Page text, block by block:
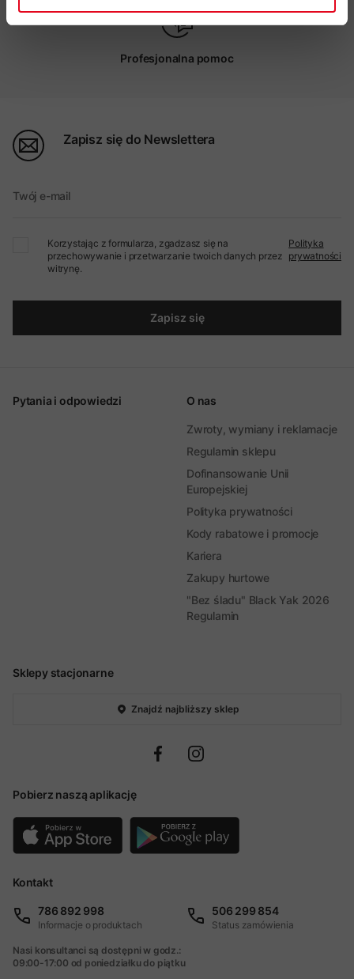
Profesjonalna pomoc
Zapisz się do Newslettera
Twój e-mail
Korzystając z formularza, zgadzasz się na
przechowywanie i przetwarzanie twoich danych przez
witrynę.
Polityka
prywatności
Zapisz się
Sklepy stacjonarne
Znajdź najbliższy sklep
Pobierz naszą aplikację
Pytania i odpowiedzi O nas
Zwroty, wymiany i reklamacje
Regulamin sklepu
Dofinansowanie Unii
Europejskiej
Polityka prywatności
Kody rabatowe i promocje
Kariera
Zakupy hurtowe
"Bez śladu" Black Yak 2026
Regulamin
Kontakt
786 892 998
Informacje o produktach
506 299 854
Status zamówienia
Nasi konsultanci są dostępni w godz.:
09:00-17:00 od poniedziałku do piątku